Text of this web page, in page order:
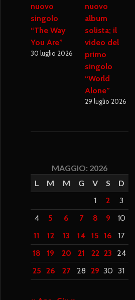
nuovo
singolo
“The Way
You Are”
30 luglio 2026
nuovo
album
solista; il
video del
primo
singolo
“World
Alone”
29 luglio 2026
MAGGIO: 2026
L
M M G V S
D
1
2
3
4
5 6 7 8 9
10
11
12 13 14 15 16
17
18
19 20 21 22 23
24
25 26 27 28 29 30 31